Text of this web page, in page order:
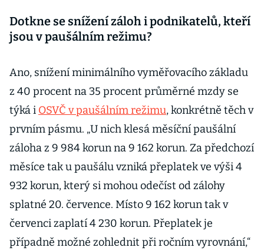
Dotkne se snížení záloh i podnikatelů, kteří
jsou v paušálním režimu?
Ano, snížení minimálního vyměřovacího základu
z 40 procent na 35 procent průměrné mzdy se
týká i OSVČ v paušálním režimu, konkrétně těch v
prvním pásmu. „U nich klesá měsíční paušální
záloha z 9 984 korun na 9 162 korun. Za předchozí
měsíce tak u paušálu vzniká přeplatek ve výši 4
932 korun, který si mohou odečíst od zálohy
splatné 20. července. Místo 9 162 korun tak v
červenci zaplatí 4 230 korun. Přeplatek je
případně možné zohlednit při ročním vyrovnání,“